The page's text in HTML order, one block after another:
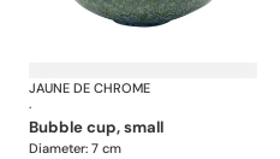
NymphéaJAUNE DE CHROME
·
bubble cup, small
Diameter: 7 cm